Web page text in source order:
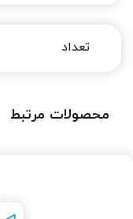
محصولات مرتبط